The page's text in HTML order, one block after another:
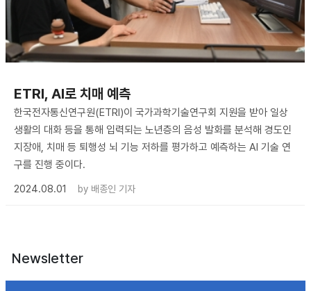
ETRI, AI로 치매 예측
한국전자통신연구원(ETRI)이 국가과학기술연구회 지원을 받아 일상
생활의 대화 등을 통해 입력되는 노년층의 음성 발화를 분석해 경도인
지장애, 치매 등 퇴행성 뇌 기능 저하를 평가하고 예측하는 AI 기술 연
구를 진행 중이다.
2024.08.01
by 배종인 기자
Newsletter